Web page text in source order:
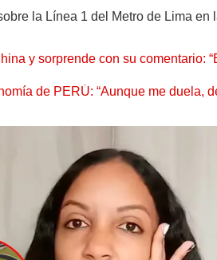
la Línea 1 del Metro de Lima en
y sorprende con su comentario:
de PERÚ: “Aunque me duela,